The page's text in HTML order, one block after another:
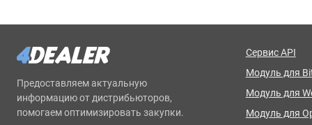
Предоставляем актуальную
информацию от дистрибьюторов,
помогаем оптимизировать закупки.
Сервис API
Модуль для
Модуль для
Модуль для